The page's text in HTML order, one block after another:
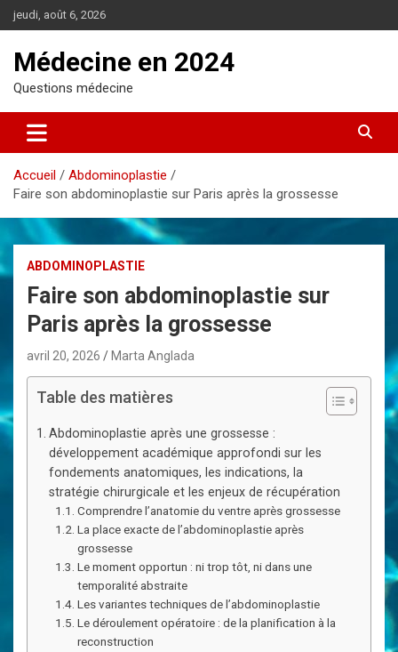
l
o
e
jeudi, août 6, 2026
Médecine en 2024
Questions médecine
Accueil
Abdominoplastie
Faire son abdominoplastie sur Paris après la grossesse
ABDOMINOPLASTIE
Faire son abdominoplastie sur
Paris après la grossesse
avril 20, 2026 Marta Anglada
Table des matières
Abdominoplastie après une grossesse :
développement académique approfondi sur les
fondements anatomiques, les indications, la
stratégie chirurgicale et les enjeux de récupération
Comprendre l’anatomie du ventre après grossesse
La place exacte de l’abdominoplastie après
grossesse
Le moment opportun : ni trop tôt, ni dans une
temporalité abstraite
Les variantes techniques de l’abdominoplastie
Le déroulement opératoire : de la planification à la
reconstruction